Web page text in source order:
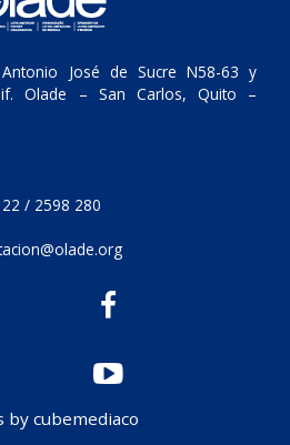
José de Sucre N58-63 y
Olade – San Carlos, Quito –
/ 2598 280
by cubemediaco